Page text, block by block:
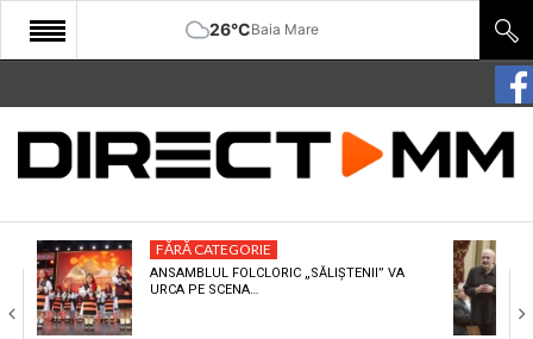
26°CBaia Mare
START
COMUNITATE
CULTURA
ECONOMIE
FĂRĂ CATEGORIE
ANSAMBLUL FOLCLORIC „SĂLIȘTENII” VA
URCA PE SCENA…